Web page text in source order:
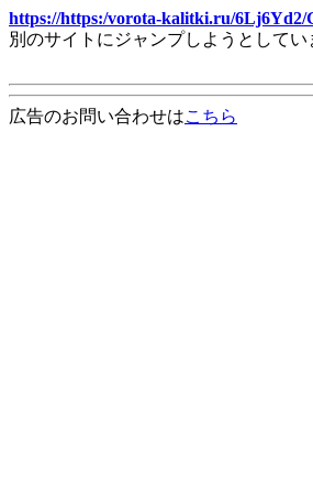
https://https:/vorota-kalitki.ru/6Lj6Yd2/
別のサイトにジャンプしようとして
広告のお問い合わせはこちら